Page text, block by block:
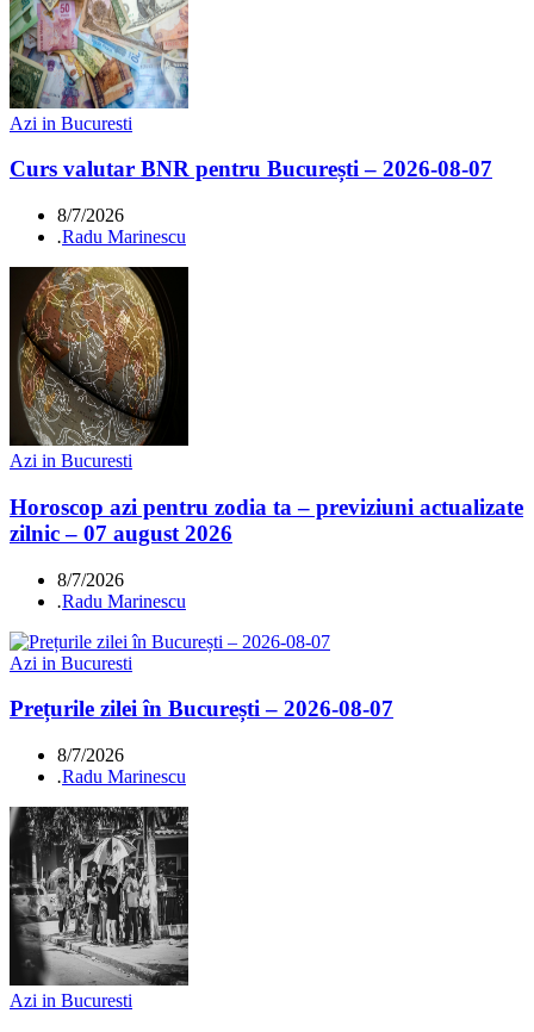
Azi in Bucuresti
Curs valutar BNR pentru București – 2026-08-07
8/7/2026
.Radu Marinescu
Azi in Bucuresti
Horoscop azi pentru zodia ta – previziuni actualizate
zilnic – 07 august 2026
8/7/2026
.Radu Marinescu
Azi in Bucuresti
Prețurile zilei în București – 2026-08-07
8/7/2026
.Radu Marinescu
Azi in Bucuresti